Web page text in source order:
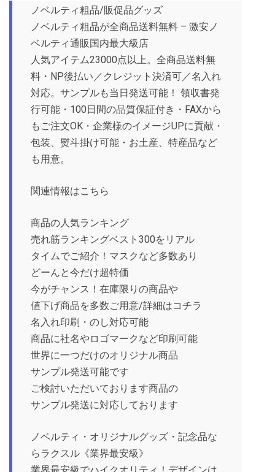
ノベルティ粗品/販促品グッズ
ノベルティ粗品が全商品送料無料 – 激安ノ
ベルティ通販国内最大級店
人気アイテム23000点以上。全商品送料無
料・NP後払い／クレジット決済可／名入れ
対応。サンプルも当日発送可能！ 領収書発
行可能・100日間の品質保証付き・FAXから
もご注文OK・企業様のイメージUPに貢献・
包装、熨斗掛け可能・お土産、特産品など
も用意。
関連情報はこちら
商品の人気ランキング
売れ筋ランキングベスト300をリアル
タイムでご紹介！マスクなど多数あり
どーんと今だけ超特価
今がチャンス！在庫限りの商品や
値下げ商品を多数ご用意/詳細はコチラ
名入れ印刷・のし対応可能
商品に社名やロゴマークなど印刷可能
世界に一つだけのオリジナル商品
サンプル発送可能です
ご検討いただいております商品の
サンプル発送に対応しております
ノベルティ・オリジナルグッズ・記念品な
らラクスル《業界最安級》